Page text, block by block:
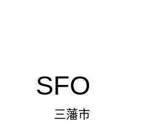
SFO
三藩市